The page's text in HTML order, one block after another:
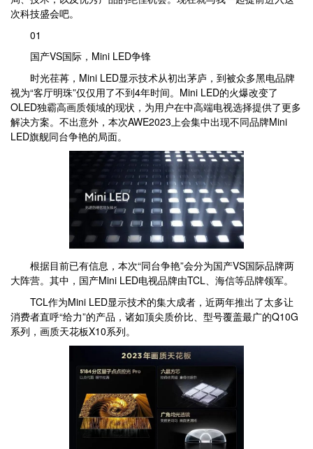
次科技盛会吧。
01
国产VS国际，Mini LED争锋
时光荏苒，Mini LED显示技术从初出茅庐，到被众多黑电品牌
视为“客厅明珠”仅仅用了不到4年时间。Mini LED的火爆改变了
OLED独霸高画质领域的现状，为用户在中高端电视选择提供了更多
解决方案。不出意外，本次AWE2023上会集中出现不同品牌Mini
LED旗舰同台争艳的局面。
根据目前已有信息，本次“同台争艳”会分为国产VS国际品牌两
大阵营。其中，国产Mini LED电视品牌由TCL、海信等品牌领军。
TCL作为Mini LED显示技术的集大成者，近两年推出了太多让
消费者直呼“给力”的产品，诸如顶尖质价比、型号覆盖最广的Q10G
系列，画质天花板X10系列。